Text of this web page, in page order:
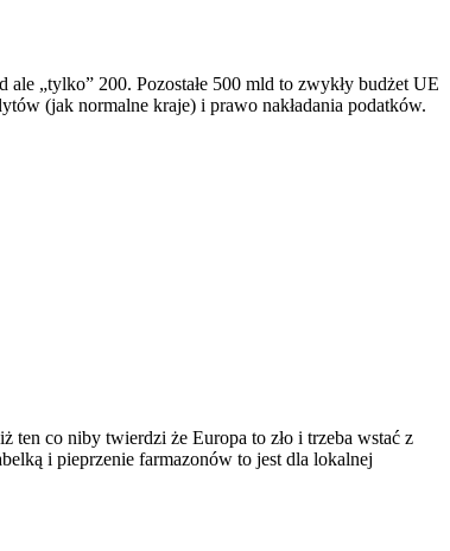
„tylko” 200. Pozostałe 500 mld to zwykły budżet UE
(jak normalne kraje) i prawo nakładania podatków.
co niby twierdzi że Europa to zło i trzeba wstać z
i pieprzenie farmazonów to jest dla lokalnej